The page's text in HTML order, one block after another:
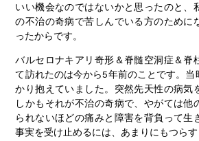
いい機会なのではないかと思ったのと、
の不治の奇病で苦しんでいる方のために
ったからです。
バルセロナキアリ奇形＆脊髄空洞症＆脊
て訪れたのは今から5年前のことです。
かり抱えていました。突然先天性の病気
しかもそれが不治の奇病で、やがては他
られないほどの痛みと障害を背負って生
事実を受け止めるには、あまりにもつらす